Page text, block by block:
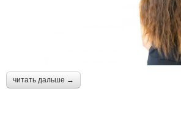
читать дальше →